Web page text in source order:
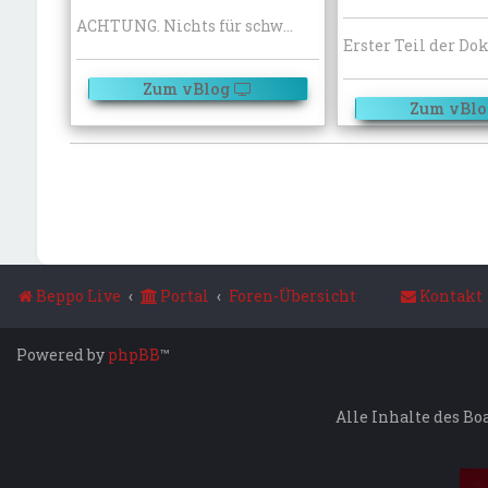
ACHTUNG. Nichts für schwache Nerven. In den USA darf jeder Depp eine Feuerwaffe besitzen. AMERICA IS A GUN
Zum vBlog
Zum
Beppo Live Portal Foren-Übersicht Kontakt
Powered by phpBB™
Alle Inhalte des